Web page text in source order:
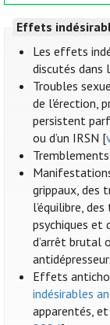
Effets
Les effets
discutés dans
Troubles
de l'érection,
persistent
ou d’un IRSN [
grippaux, des
l’équilibre,
psychiques et
d’arrêt brutal
Effets
indésirables
apparentés,